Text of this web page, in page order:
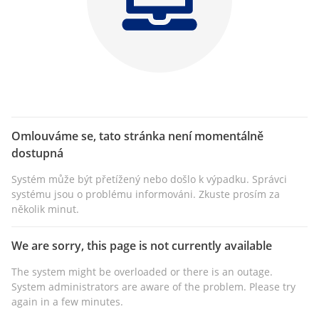
Omlouváme se, tato stránka není momentálně
dostupná
Systém může být přetížený nebo došlo k výpadku. Správci
systému jsou o problému informováni. Zkuste prosím za
několik minut.
We are sorry, this page is not currently available
The system might be overloaded or there is an outage.
System administrators are aware of the problem. Please try
again in a few minutes.